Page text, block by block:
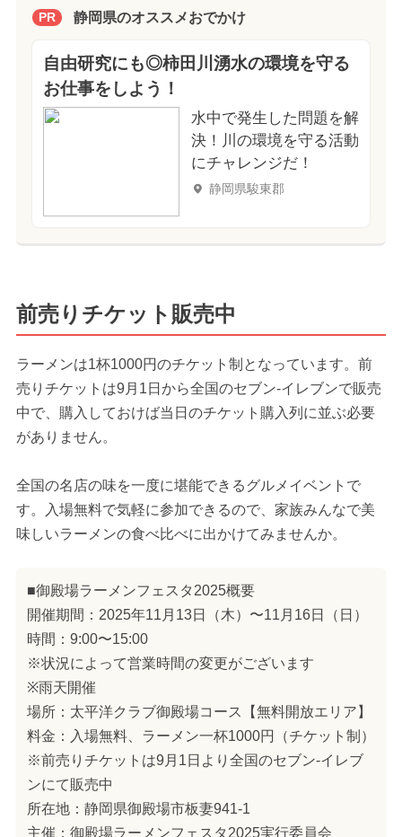
PR 静岡県のオススメおでかけ
自由研究にも◎柿田川湧水の環境を守る
お仕事をしよう！
水中で発生した問題を解
決！川の環境を守る活動
にチャレンジだ！
静岡県駿東郡
前売りチケット販売中
ラーメンは1杯1000円のチケット制となっています。前
売りチケットは9月1日から全国のセブン-イレブンで販売
中で、購入しておけば当日のチケット購入列に並ぶ必要
がありません。
全国の名店の味を一度に堪能できるグルメイベントで
す。入場無料で気軽に参加できるので、家族みんなで美
味しいラーメンの食べ比べに出かけてみませんか。
■御殿場ラーメンフェスタ2025概要
開催期間：2025年11月13日（木）〜11月16日（日）
時間：9:00〜15:00
※状況によって営業時間の変更がございます
※雨天開催
場所：太平洋クラブ御殿場コース【無料開放エリア】
料金：入場無料、ラーメン一杯1000円（チケット制）
※前売りチケットは9月1日より全国のセブン-イレブ
ンにて販売中
所在地：静岡県御殿場市板妻941-1
主催：御殿場ラーメンフェスタ2025実行委員会